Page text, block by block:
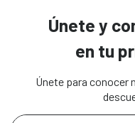
Únete y
en tu
Únete para conocer